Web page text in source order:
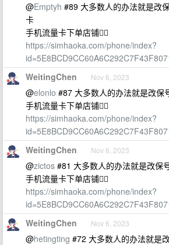
@Emptyh #89 大多数人的办法就是改
卡
手机流量卡下单店铺👇🏻
https://simhaoka.com/phone/index?
WeitingChen Nov 6, 2023
@elonlo #87 大多数人的办法就是改保
手机流量卡下单店铺👇🏻
https://simhaoka.com/phone/index?
WeitingChen Nov 6, 2023
@zictos #81 大多数人的办法就是改保
手机流量卡下单店铺👇🏻
https://simhaoka.com/phone/index?
WeitingChen Nov 6, 2023
@hetingting #72 大多数人的办法就是